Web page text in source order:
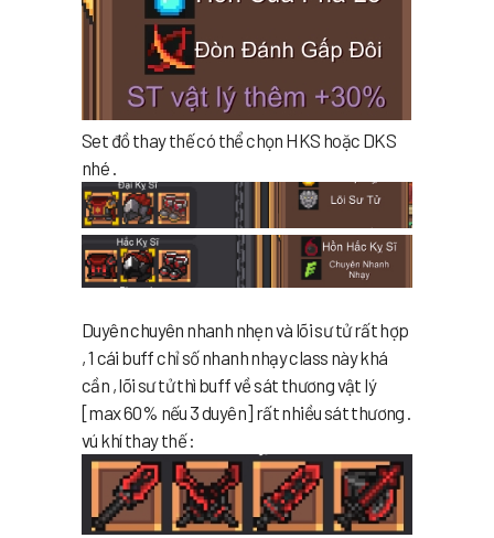
Set đồ thay thế có thể chọn HKS hoặc DKS
nhé .
Duyên chuyên nhanh nhẹn và lõi sư tử rất hợp
, 1 cái buff chỉ số nhanh nhạy class này khá
cần , lõi sư tử thì buff về sát thương vật lý
[max 60% nếu 3 duyên] rất nhiều sát thương .
vú khí thay thế :